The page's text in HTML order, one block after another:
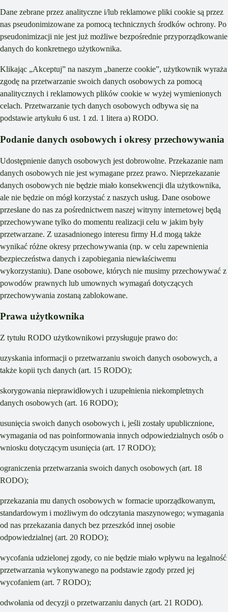
Dane zebrane przez analityczne i/lub reklamowe pliki cookie są przez
nas pseudonimizowane za pomocą technicznych środków ochrony. Po
pseudonimizacji nie jest już możliwe bezpośrednie przyporządkowanie
danych do konkretnego użytkownika.
Klikając „Akceptuj” na naszym „banerze cookie”, użytkownik wyraża
zgodę na przetwarzanie swoich danych osobowych za pomocą
analitycznych i reklamowych plików cookie w wyżej wymienionych
celach. Przetwarzanie tych danych osobowych odbywa się na
podstawie artykułu 6 ust. 1 zd. 1 litera a) RODO.
Podanie danych osobowych i okresy przechowywania
Udostępnienie danych osobowych jest dobrowolne. Przekazanie nam
danych osobowych nie jest wymagane przez prawo. Nieprzekazanie
danych osobowych nie będzie miało konsekwencji dla użytkownika,
ale nie będzie on mógł korzystać z naszych usług. Dane osobowe
przesłane do nas za pośrednictwem naszej witryny internetowej będą
przechowywane tylko do momentu realizacji celu w jakim były
przetwarzane. Z uzasadnionego interesu firmy H.d mogą także
wynikać różne okresy przechowywania (np. w celu zapewnienia
bezpieczeństwa danych i zapobiegania niewłaściwemu
wykorzystaniu). Dane osobowe, których nie musimy przechowywać z
powodów prawnych lub umownych wymagań dotyczących
przechowywania zostaną zablokowane.
Prawa użytkownika
Z tytułu RODO użytkownikowi przysługuje prawo do:
uzyskania informacji o przetwarzaniu swoich danych osobowych, a
także kopii tych danych (art. 15 RODO);
skorygowania nieprawidłowych i uzupełnienia niekompletnych
danych osobowych (art. 16 RODO);
usunięcia swoich danych osobowych i, jeśli zostały upublicznione,
wymagania od nas poinformowania innych odpowiedzialnych osób o
wniosku dotyczącym usunięcia (art. 17 RODO);
ograniczenia przetwarzania swoich danych osobowych (art. 18
RODO);
przekazania mu danych osobowych w formacie uporządkowanym,
standardowym i możliwym do odczytania maszynowego; wymagania
od nas przekazania danych bez przeszkód innej osobie
odpowiedzialnej (art. 20 RODO);
wycofania udzielonej zgody, co nie będzie miało wpływu na legalność
przetwarzania wykonywanego na podstawie zgody przed jej
wycofaniem (art. 7 RODO);
odwołania od decyzji o przetwarzaniu danych (art. 21 RODO).